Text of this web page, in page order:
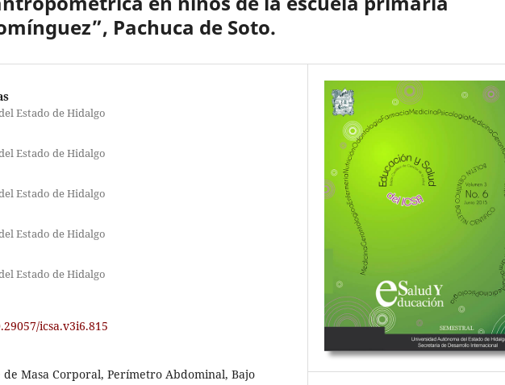
Pachuca de Soto.
Estado de Hidalgo
Estado de Hidalgo
Estado de Hidalgo
Estado de Hidalgo
Estado de Hidalgo
icsa.v3i6.815
de Masa Corporal, Perímetro Abdominal, Bajo